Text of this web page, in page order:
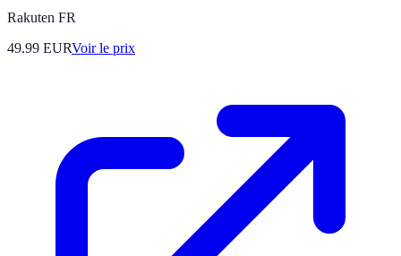
Rakuten FR
49.99 EURVoir le prix